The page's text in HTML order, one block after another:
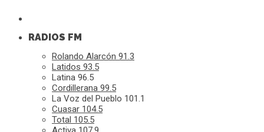
RADIOS FM
Rolando Alarcón 91.3
Latidos 93.5
Latina 96.5
Cordillerana 99.5
La Voz del Pueblo 101.1
Cuasar 104.5
Total 105.5